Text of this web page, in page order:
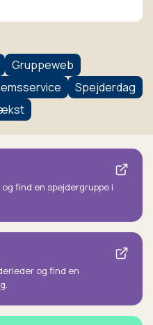
Gruppeweb
Spejderdag
find en spejdergruppe i
og find en